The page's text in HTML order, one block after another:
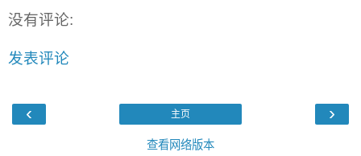
没有评论:
发表评论
‹ ›
主页
查看网络版本